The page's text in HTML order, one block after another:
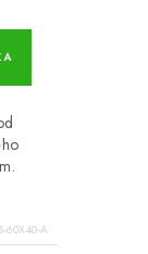
60X40-A